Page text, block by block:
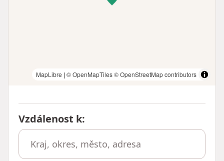
MapLibre | © OpenMapTiles© OpenStreetMap contributors
Vzdálenost k: